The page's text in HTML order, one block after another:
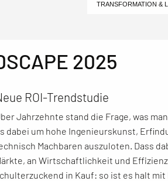
TRANSFORMATION &
2025
ROI-Trendstudie
Jahrzehnte stand die Frage, was
dabei um hohe Ingenieurskunst,
Machbaren auszuloten. Dass
an Wirtschaftlichkeit und
in Kauf: so ist es halt